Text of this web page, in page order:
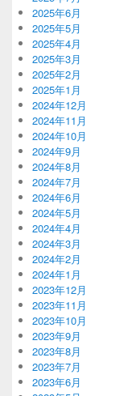
2025年6月
2025年5月
2025年4月
2025年3月
2025年2月
2025年1月
2024年12月
2024年11月
2024年10月
2024年9月
2024年8月
2024年7月
2024年6月
2024年5月
2024年4月
2024年3月
2024年2月
2024年1月
2023年12月
2023年11月
2023年10月
2023年9月
2023年8月
2023年7月
2023年6月